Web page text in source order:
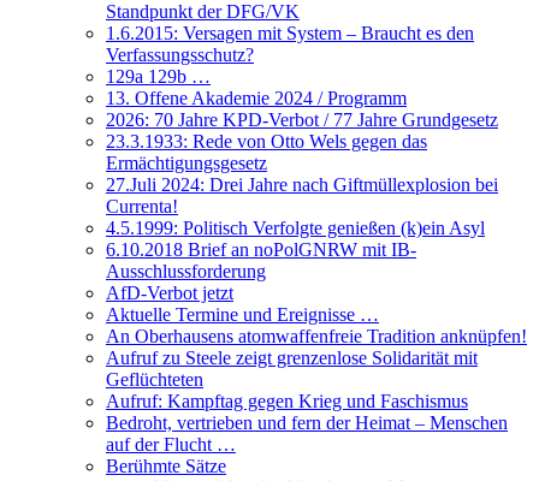
Standpunkt der DFG/VK
1.6.2015: Versagen mit System – Braucht es den
Verfassungsschutz?
129a 129b …
13. Offene Akademie 2024 / Programm
2026: 70 Jahre KPD-Verbot / 77 Jahre Grundgesetz
23.3.1933: Rede von Otto Wels gegen das
Ermächtigungsgesetz
27.Juli 2024: Drei Jahre nach Giftmüllexplosion bei
Currenta!
4.5.1999: Politisch Verfolgte genießen (k)ein Asyl
6.10.2018 Brief an noPolGNRW mit IB-
Ausschlussforderung
AfD-Verbot jetzt
Aktuelle Termine und Ereignisse …
An Oberhausens atomwaffenfreie Tradition anknüpfen!
Aufruf zu Steele zeigt grenzenlose Solidarität mit
Geflüchteten
Aufruf: Kampftag gegen Krieg und Faschismus
Bedroht, vertrieben und fern der Heimat – Menschen
auf der Flucht …
Berühmte Sätze